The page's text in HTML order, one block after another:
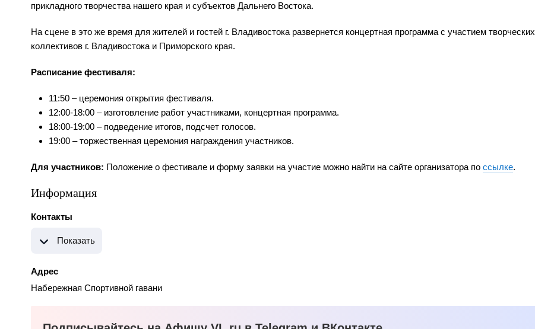
прикладного творчества нашего края и субъектов Дальнего Востока.
На сцене в это же время для жителей и гостей г. Владивостока развернется концертная программа с участием творческих
коллективов г. Владивостока и Приморского края.
Расписание фестиваля:
11:50 – церемония открытия фестиваля.
12:00-18:00 – изготовление работ участниками, концертная программа.
18:00-19:00 – подведение итогов, подсчет голосов.
19:00 – торжественная церемония награждения участников.
Для участников: Положение о фестивале и форму заявки на участие можно найти на сайте организатора по ссылке.
Информация
Контакты
Показать
Адрес
Набережная Спортивной гавани